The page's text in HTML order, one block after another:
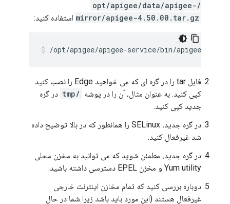
/opt/apigee/data/apigee-
mirror/apigee-4.50.00.tar.gz استفاده کنید:
/opt/apigee/apigee-service/bin/apigee-
فایل tar را در گره ای که می خواهید Edge را نصب کنید
کپی کنید. به عنوان مثال، آن را در پوشه /tmp
در گره
جدید کپی کنید.
در گره جدید، SELinux را همانطور که در بالا توضیح داده
شد غیرفعال کنید.
در گره جدید، مطمئن شوید که می توانید به مخزن محلی
Yum utility و مخزن EPEL دسترسی داشته باشید.
دوباره بررسی کنید که تمام مخازن اینترنت خارجی
غیرفعال هستند (این مورد باید باشد زیرا شما در حال